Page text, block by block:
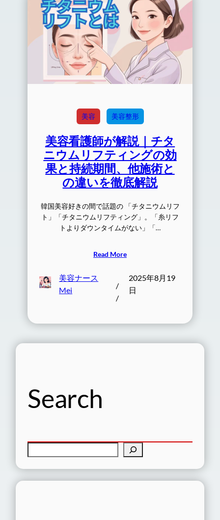
美容 美容整形
美容看護師が解説｜チタ
ニウムリフティングの効
果と持続期間、他施術と
の違いを徹底解説
韓国美容好きの間で話題の 「チタニウムリフ
ト」「チタニウムリフティング」。「糸リフ
トよりダウンタイムがない」「…
Read More
美容ナース
Mei
/
/
2025年8月19
日
Search